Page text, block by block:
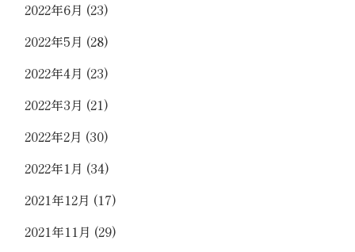
2022年6月 (23)
2022年5月 (28)
2022年4月 (23)
2022年3月 (21)
2022年2月 (30)
2022年1月 (34)
2021年12月 (17)
2021年11月 (29)